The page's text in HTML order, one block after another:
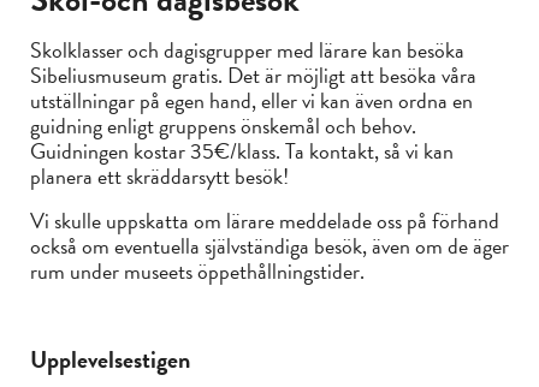
Skolklasser och dagisgrupper med lärare kan besöka
Sibeliusmuseum gratis. Det är möjligt att besöka våra
utställningar på egen hand, eller vi kan även ordna en
guidning enligt gruppens önskemål och behov.
Guidningen kostar 35€/klass. Ta kontakt, så vi kan
planera ett skräddarsytt besök!
Vi skulle uppskatta om lärare meddelade oss på förhand
också om eventuella självständiga besök, även om de äger
rum under museets öppethållningstider.
Upplevelsestigen